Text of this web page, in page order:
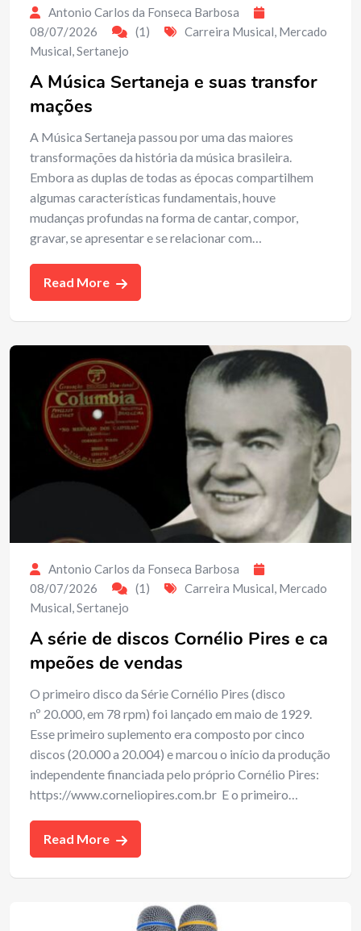
Antonio Carlos da Fonseca Barbosa
08/07/2026
(1) Carreira Musical, Mercado
Musical,Sertanejo
A Música Sertaneja e suas transfor
mações
A Música Sertaneja passou por uma das maiores
transformações da história da música brasileira.
Embora as duplas de todas as épocas compartilhem
algumas características fundamentais, houve
mudanças profundas na forma de cantar, compor,
gravar, se apresentar e se relacionar com…
Read More
Antonio Carlos da Fonseca Barbosa
08/07/2026
(1) Carreira Musical, Mercado
Musical,Sertanejo
A série de discos Cornélio Pires e ca
mpeões de vendas
O primeiro disco da Série Cornélio Pires (disco
nº 20.000, em 78 rpm) foi lançado em maio de 1929.
Esse primeiro suplemento era composto por cinco
discos (20.000 a 20.004) e marcou o início da produção
independente financiada pelo próprio Cornélio Pires:
https://www.corneliopires.com.br E o primeiro…
Read More